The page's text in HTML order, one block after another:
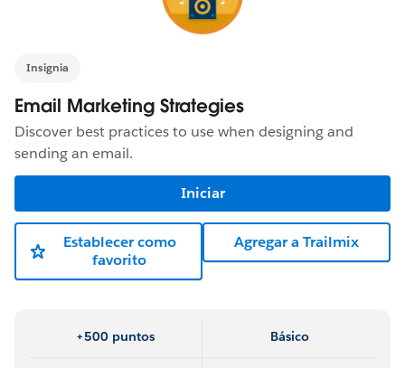
Insignia
Email Marketing Strategies
Discover best practices to use when designing and
sending an email.
Iniciar
Establecer como
favorito
Agregar a Trailmix
+500 puntos Básico